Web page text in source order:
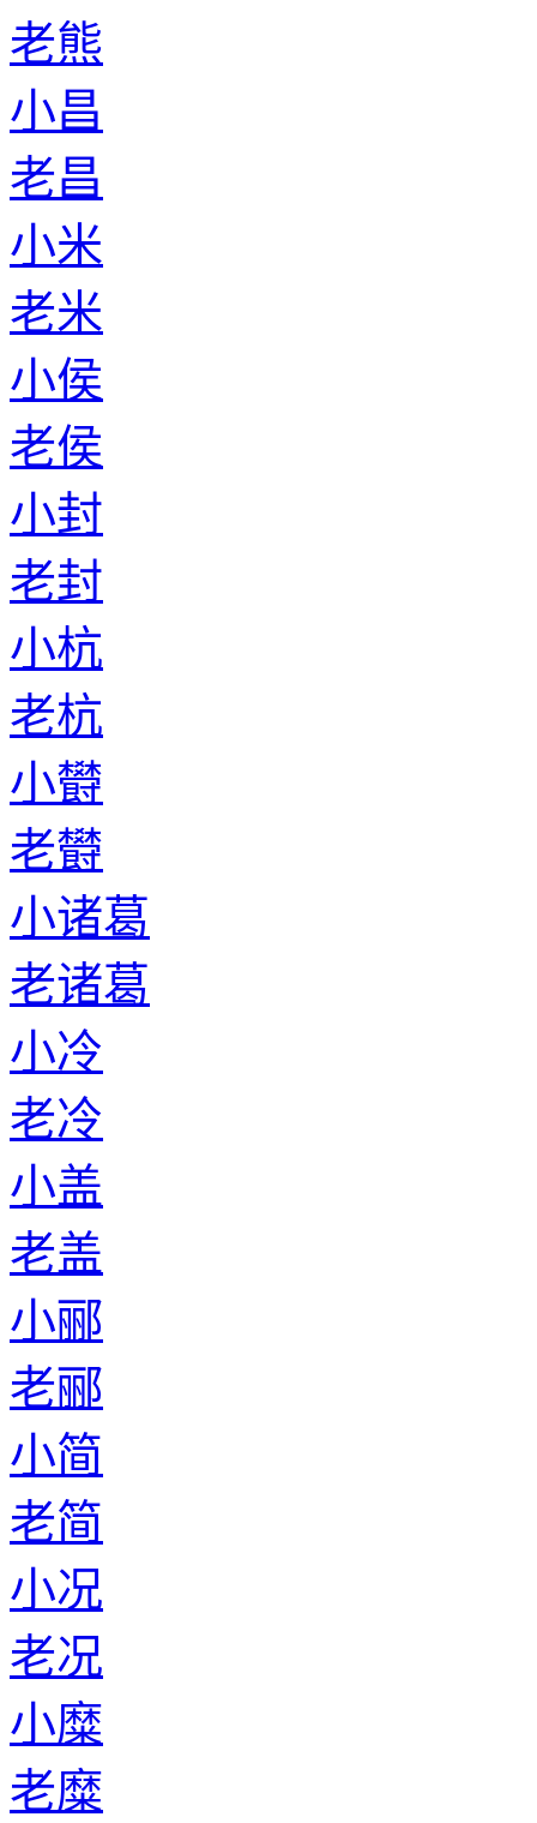
老熊
小昌
老昌
小米
老米
小侯
老侯
小封
老封
小杭
老杭
小欎
老欎
小诸葛
老诸葛
小冷
老冷
小盖
老盖
小郦
老郦
小简
老简
小况
老况
小糜
老糜